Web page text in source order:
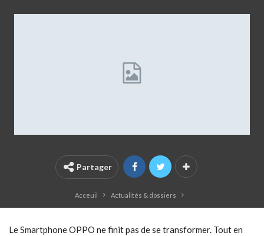
Partager
Acceuil Actualités & dossiers
Le Smartphone OPPO ne finit pas de se transformer. Tout en